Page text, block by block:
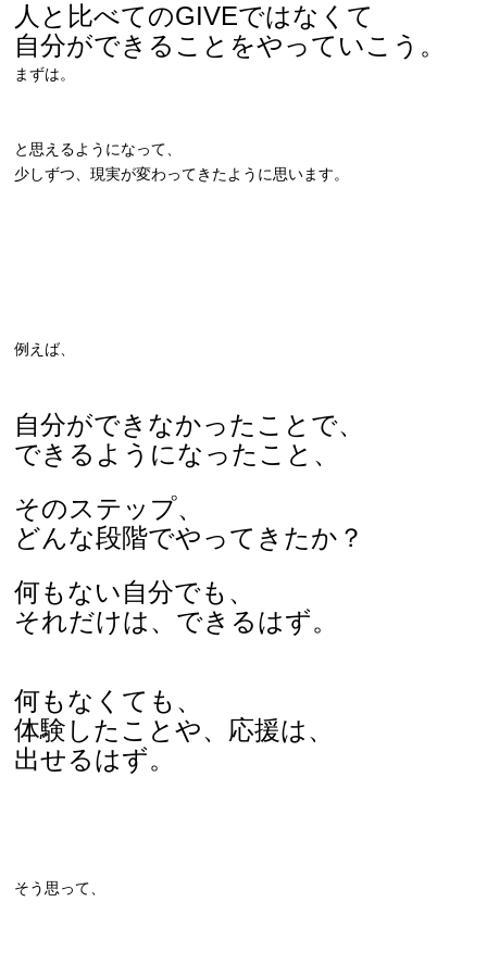
人と比べてのGIVEではなくて
自分ができることをやっていこう。
まずは。
と思えるようになって、
少しずつ、現実が変わってきたように思います。
例えば、
自分ができなかったことで、
できるようになったこと、
そのステップ、
どんな段階でやってきたか？
何もない自分でも、
それだけは、できるはず。
何もなくても、
体験したことや、応援は、
出せるはず。
そう思って、